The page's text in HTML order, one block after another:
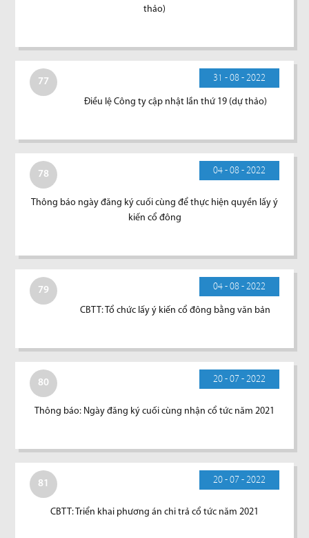
thảo)
77 31 - 08 - 2022
Điều lệ Công ty cập nhật lần thứ 19 (dự thảo)
78 04 - 08 - 2022
Thông báo ngày đăng ký cuối cùng để thực hiện quyền lấy ý
kiến cổ đông
79 04 - 08 - 2022
CBTT: Tổ chức lấy ý kiến cổ đông bằng văn bản
80 20 - 07 - 2022
Thông báo: Ngày đăng ký cuối cùng nhận cổ tức năm 2021
81 20 - 07 - 2022
CBTT: Triển khai phương án chi trả cổ tức năm 2021